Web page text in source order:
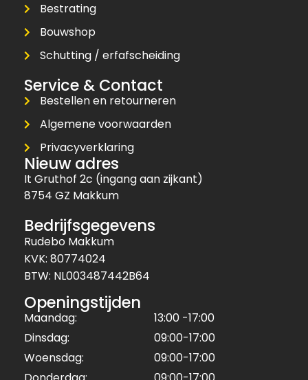
Bestrating
Bouwshop
Schutting / erfafscheiding
Service & Contact
Bestellen en retourneren
Algemene voorwaarden
Privacyverklaring
Nieuw adres
It Gruthof 2c (ingang aan zijkant)
8754 GZ Makkum
Bedrijfsgegevens
Rudebo Makkum
KVK: 80774024
BTW: NL003487442B64
Openingstijden
Maandag:
13:00 -17:00
Dinsdag:
09:00-17:00
Woensdag:
09:00-17:00